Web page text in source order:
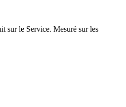
sur le Service. Mesuré sur les